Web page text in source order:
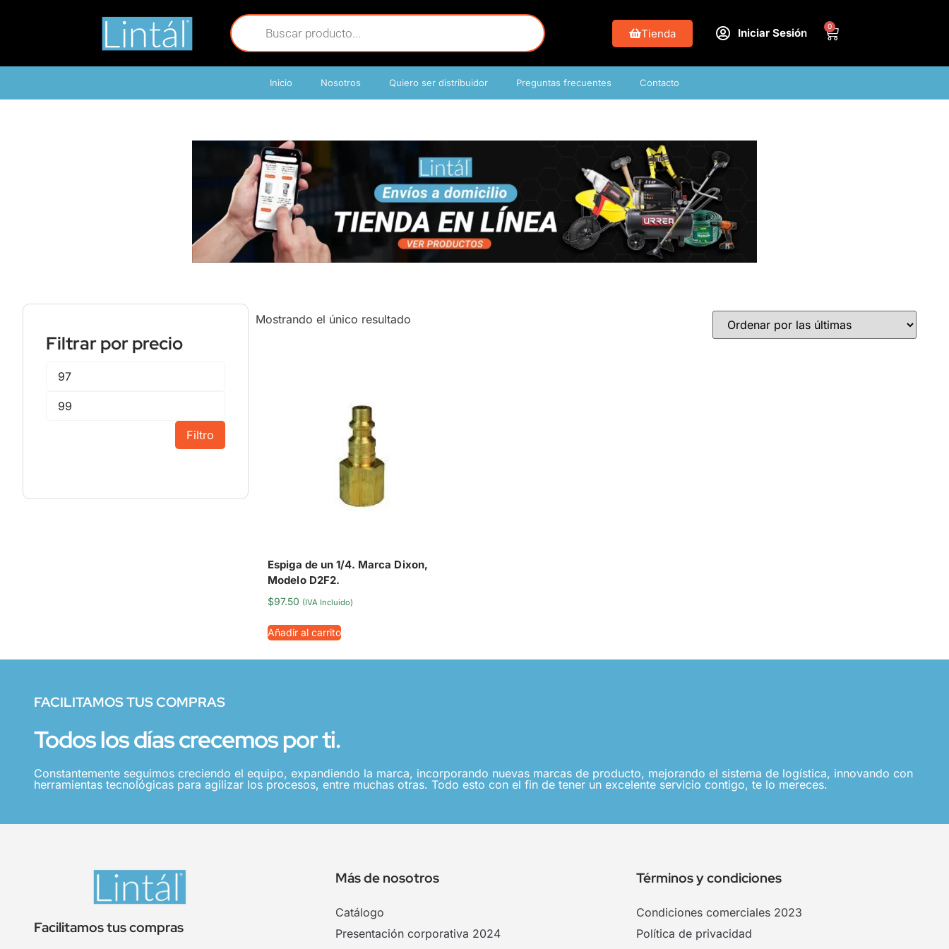
Tienda Iniciar Sesión
0
Inicio Nosotros Quiero ser distribuidor Preguntas frecuentes Contacto
Filtrar por precio
Filtro
Mostrando el único resultado
Espiga de un 1/4. Marca Dixon,
Modelo D2F2.
$97.50 (IVA Incluido)
Añadir al carrito
FACILITAMOS TUS COMPRAS
Todos los días crecemos por ti.
Constantemente seguimos creciendo el equipo, expandiendo la marca, incorporando nuevas marcas de producto, mejorando el sistema de logística, innovando con
herramientas tecnológicas para agilizar los procesos, entre muchas otras. Todo esto con el fin de tener un excelente servicio contigo, te lo mereces.
Facilitamos tus compras
Más de nosotros
Catálogo
Presentación corporativa 2024
Términos y condiciones
Condiciones comerciales 2023
Política de privacidad